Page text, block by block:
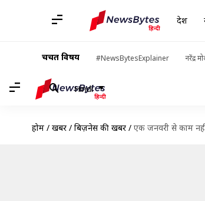
देश
चर्चित विषय #NewsBytesExplainer नरेंद्र
Hindi
होम / खबरें / बिज़नेस की खबरें / एक जनवरी से काम